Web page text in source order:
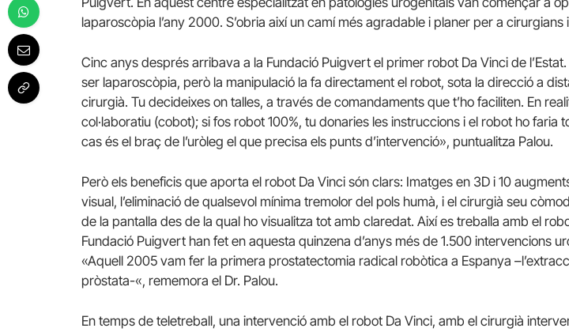
laparoscòpia l’any 2000. S’obria així un camí més agradable i planer per a cirurgians
Cinc anys després arribava a la Fundació Puigvert el primer robot Da Vinci de
ser laparoscòpia, però la manipulació la fa directament el robot, sota la direcció a
cirurgià. Tu decideixes on talles, a través de comandaments que t’ho faciliten. En
col·laboratiu (cobot); si fos robot 100%, tu donaries les instruccions i el robot ho faria
cas és el braç de l’uròleg el que precisa els punts d’intervenció», puntualitza Palou.
Però els beneficis que aporta el robot Da Vinci són clars: Imatges en 3D i 10
visual, l’eliminació de qualsevol mínima tremolor del pols humà, i el cirurgià seu
de la pantalla des de la qual ho visualitza tot amb claredat. Així es treballa amb el
Fundació Puigvert han fet en aquesta quinzena d’anys més de 1.500 intervencions
«Aquell 2005 vam fer la primera prostatectomia radical robòtica a Espanya
pròstata-«, rememora el Dr. Palou.
En temps de teletreball, una intervenció amb el robot Da Vinci, amb el cirurgià